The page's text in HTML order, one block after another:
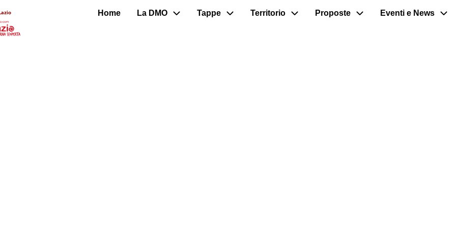
Home La DMO Tappe Territorio Proposte Eventi e News